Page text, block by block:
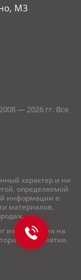
М3
— 2026 гг. Все
характер и ни
определяемой
информации о
материалов,
изображения на
и восприятия.